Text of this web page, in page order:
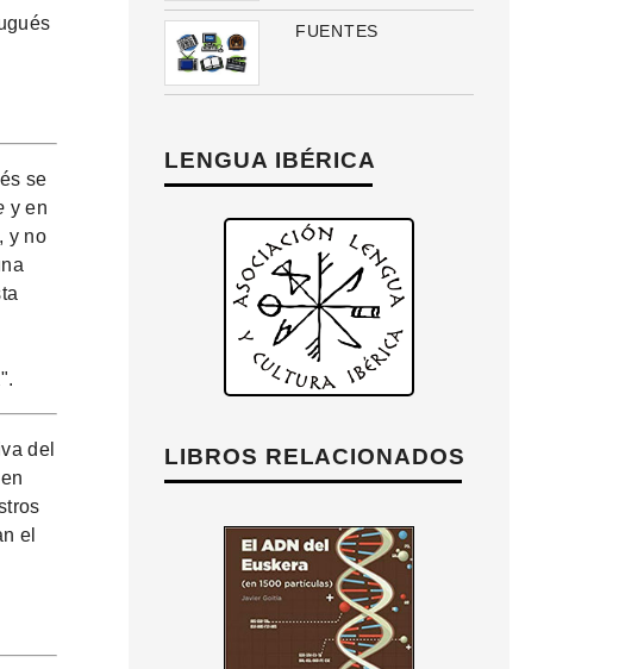
se
y en
y no
del
el
FUENTES
LENGUA IBÉRICA
LIBROS RELACIONADOS